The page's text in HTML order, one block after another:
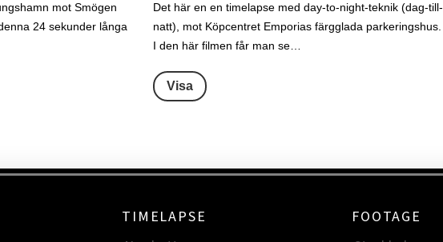
mot Smögen
24 sekunder långa
Det här en en timelapse med day-to-night-teknik (dag-till-
natt), mot Köpcentret Emporias färgglada parkeringshus.
I den här filmen får man se…
Visa
TIMELAPSE
FOOTAGE